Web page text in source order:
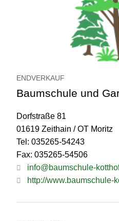
ENDVERKAUF
Baumschule und
Dorfstraße 81
01619 Zeithain / OT Moritz
Tel: 035265-54243
Fax: 035265-54506
info@baumschule-
http://www.baumschule-